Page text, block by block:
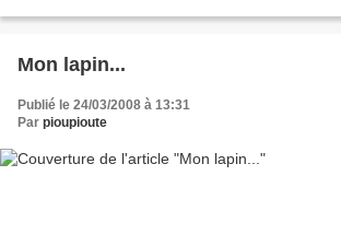
Mon lapin...
Publié le 24/03/2008 à 13:31
Par pioupioute